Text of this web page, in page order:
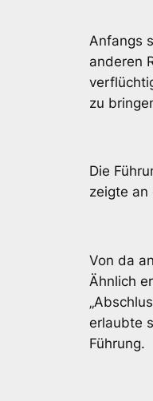
Anfangs
anderen
zu
Die
zeigte an
Von da
Ähnlich
erlaubte
Führung.